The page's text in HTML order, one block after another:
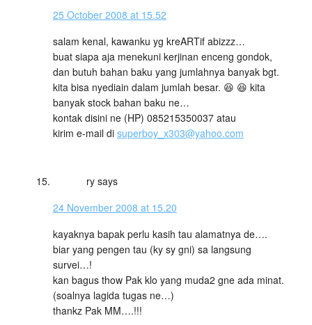
25 October 2008 at 15.52
salam kenal, kawanku yg kreARTif abizzz…
buat siapa aja menekuni kerjinan enceng gondok,
dan butuh bahan baku yang jumlahnya banyak bgt.
kita bisa nyediain dalam jumlah besar. 😆 😆 kita
banyak stock bahan baku ne…
kontak disini ne (HP) 085215350037 atau
kirim e-mail di superboy_x303@yahoo.com
ry says
24 November 2008 at 15.20
kayaknya bapak perlu kasih tau alamatnya de….
biar yang pengen tau (ky sy gni) sa langsung
survei…!
kan bagus thow Pak klo yang muda2 gne ada minat.
(soalnya lagida tugas ne…)
thankz Pak MM….!!!